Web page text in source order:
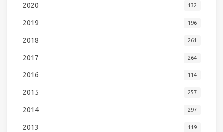
2020 132
2019 196
2018 261
2017 264
2016 114
2015 257
2014 297
2013 119